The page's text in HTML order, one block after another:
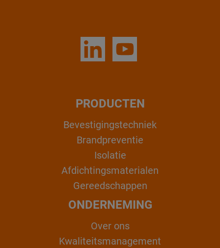
PRODUCTEN
Bevestigingstechniek
Brandpreventie
Isolatie
Afdichtingsmaterialen
Gereedschappen
ONDERNEMING
Over ons
Kwaliteitsmanagement